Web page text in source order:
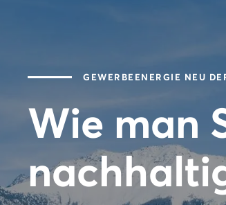
GEWERBEENERGIE NEU
Wie man